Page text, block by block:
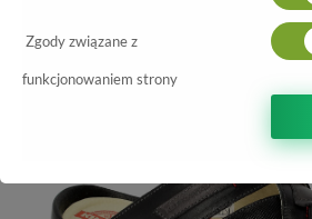
Zgody związane z
funkcjonowaniem strony